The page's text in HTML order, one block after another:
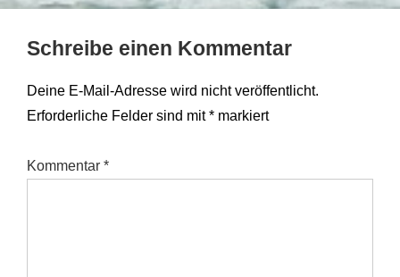
Schreibe einen Kommentar
Deine E-Mail-Adresse wird nicht veröffentlicht.
Erforderliche Felder sind mit* markiert
Kommentar *